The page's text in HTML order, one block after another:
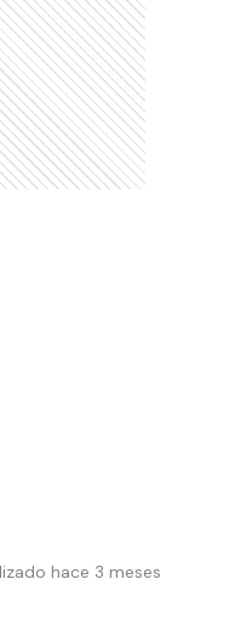
hace 3 meses